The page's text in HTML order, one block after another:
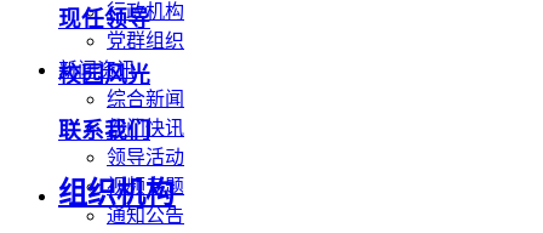
行政机构
党群组织
新闻资讯
综合新闻
部门快讯
领导活动
视频专题
通知公告
现任领导
校园风光
联系我们
组织机构